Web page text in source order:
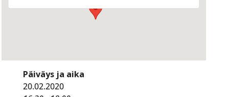
Päiväys ja aika
20.02.2020